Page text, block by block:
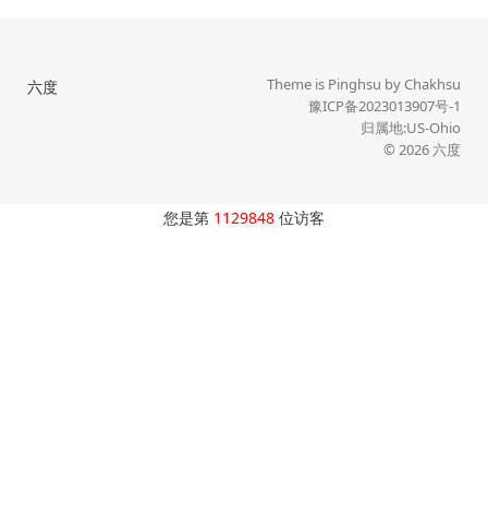
六度 Theme is Pinghsu byChakhsu
豫ICP备2023013907号-1
归属地:US-Ohio
© 2026 六度
您是第 1129848 位访客